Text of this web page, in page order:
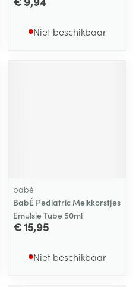
Niet beschikbaar
babé
BabÉ Pediatric Melkkorstjes
Emulsie Tube 50ml
€ 15,95
Niet beschikbaar